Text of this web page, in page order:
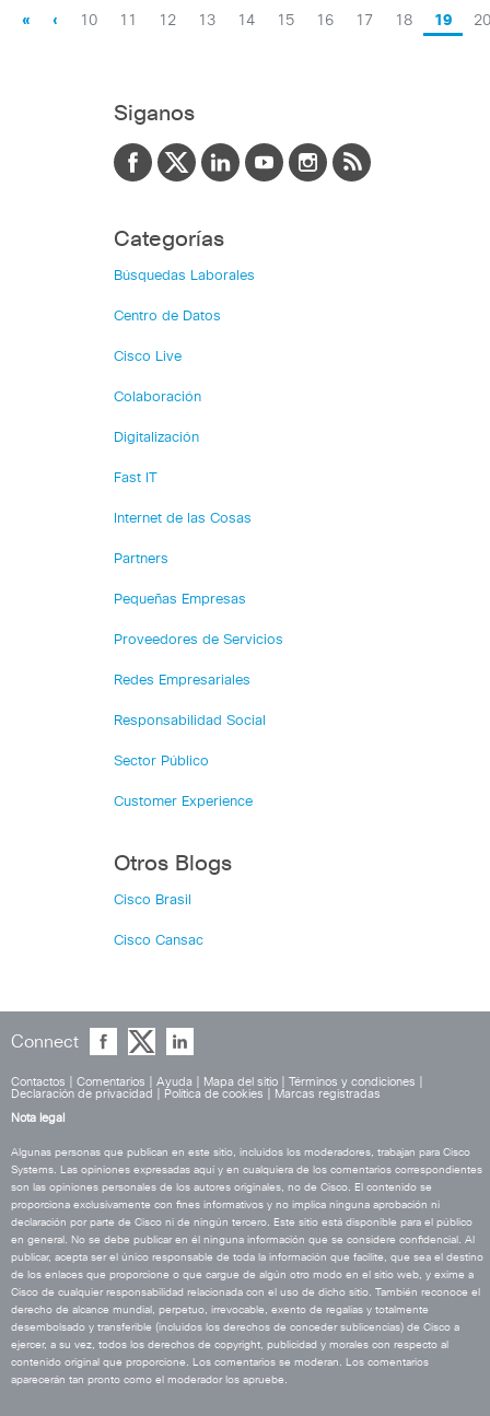
« ‹ 10 11 12 13 14 15 16 17 18 19 20
Siganos
Categorías
Búsquedas Laborales
Centro de Datos
Cisco Live
Colaboración
Digitalización
Fast IT
Internet de las Cosas
Partners
Pequeñas Empresas
Proveedores de Servicios
Redes Empresariales
Responsabilidad Social
Sector Público
Customer Experience
Otros Blogs
Cisco Brasil
Cisco Cansac
Connect
Contactos Comentarios Ayuda Mapa del sitio Términos y condiciones
Declaración de privacidad
Política de cookies
Marcas registradas
Nota legal
Algunas personas que publican en este sitio, incluidos los moderadores, trabajan para Cisco
Systems. Las opiniones expresadas aquí y en cualquiera de los comentarios correspondientes
son las opiniones personales de los autores originales, no de Cisco. El contenido se
proporciona exclusivamente con fines informativos y no implica ninguna aprobación ni
declaración por parte de Cisco ni de ningún tercero. Este sitio está disponible para el público
en general. No se debe publicar en él ninguna información que se considere confidencial. Al
publicar, acepta ser el único responsable de toda la información que facilite, que sea el destino
de los enlaces que proporcione o que cargue de algún otro modo en el sitio web, y exime a
Cisco de cualquier responsabilidad relacionada con el uso de dicho sitio. También reconoce el
derecho de alcance mundial, perpetuo, irrevocable, exento de regalías y totalmente
desembolsado y transferible (incluidos los derechos de conceder sublicencias) de Cisco a
ejercer, a su vez, todos los derechos de copyright, publicidad y morales con respecto al
contenido original que proporcione. Los comentarios se moderan. Los comentarios
aparecerán tan pronto como el moderador los apruebe.